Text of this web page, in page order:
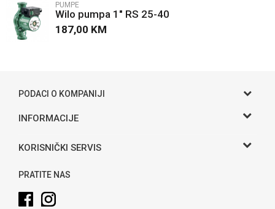
PUMPE
Wilo pumpa 1" RS 25-40
187,00 KM
PODACI O KOMPANIJI
Gama S doo
Adresa
Telefon:
Email:
INFORMACIJE
O nama
KORISNIČKI SERVIS
Uslovi korišćenja i prodaje
Kako kupiti
PRATITE NAS